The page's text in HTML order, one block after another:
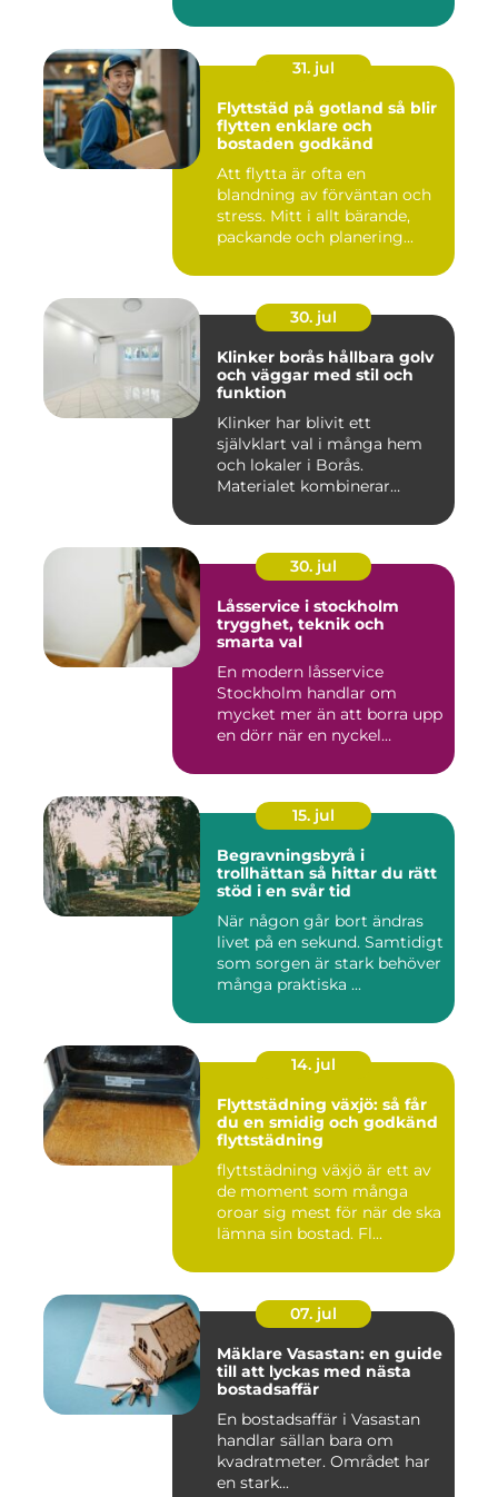
31. jul
Flyttstäd på gotland så blir
flytten enklare och
bostaden godkänd
Att flytta är ofta en
blandning av förväntan och
stress. Mitt i allt bärande,
packande och planering...
30. jul
Klinker borås hållbara golv
och väggar med stil och
funktion
Klinker har blivit ett
självklart val i många hem
och lokaler i Borås.
Materialet kombinerar
30. jul
Låsservice i stockholm
trygghet, teknik och
smarta val
En modern låsservice
Stockholm handlar om
mycket mer än att borra upp
en dörr när en nyckel
15. jul
Begravningsbyrå i
trollhättan så hittar du rätt
stöd i en svår tid
När någon går bort ändras
livet på en sekund. Samtidigt
som sorgen är stark behöver
många praktiska ...
14. jul
Flyttstädning växjö: så får
du en smidig och godkänd
flyttstädning
flyttstädning växjö är ett av
de moment som många
oroar sig mest för när de ska
lämna sin bostad. Fl...
07. jul
Mäklare Vasastan: en guide
till att lyckas med nästa
bostadsaffär
En bostadsaffär i Vasastan
handlar sällan bara om
kvadratmeter. Området har
en stark...